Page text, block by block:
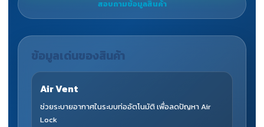
สอบถามข้อมูลสินค้า
ข้อมูลเด่นของสินค้า
Air Vent
ช่วยระบายอากาศในระบบท่ออัตโนมัติ เพื่อลดปัญหา Air
Lock